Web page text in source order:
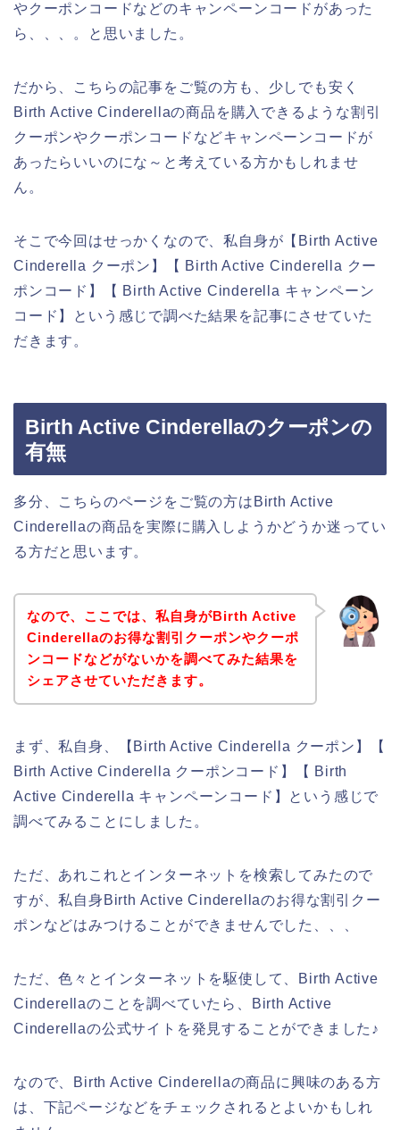
やクーポンコードなどのキャンペーンコードがあった
ら、、、。と思いました。
だから、こちらの記事をご覧の方も、少しでも安く
Birth Active Cinderellaの商品を購入できるような割引
クーポンやクーポンコードなどキャンペーンコードが
あったらいいのにな～と考えている方かもしれませ
ん。
そこで今回はせっかくなので、私自身が【Birth Active
Cinderella クーポン】【 Birth Active Cinderella クー
ポンコード】【 Birth Active Cinderella キャンペーン
コード】という感じで調べた結果を記事にさせていた
だきます。
Birth Active Cinderellaのクーポンの
有無
多分、こちらのページをご覧の方はBirth Active
Cinderellaの商品を実際に購入しようかどうか迷ってい
る方だと思います。
なので、ここでは、私自身がBirth Active
Cinderellaのお得な割引クーポンやクーポ
ンコードなどがないかを調べてみた結果を
シェアさせていただきます。
まず、私自身、【Birth Active Cinderella クーポン】【
Birth Active Cinderella クーポンコード】【 Birth
Active Cinderella キャンペーンコード】という感じで
調べてみることにしました。
ただ、あれこれとインターネットを検索してみたので
すが、私自身Birth Active Cinderellaのお得な割引クー
ポンなどはみつけることができませんでした、、、
ただ、色々とインターネットを駆使して、Birth Active
Cinderellaのことを調べていたら、Birth Active
Cinderellaの公式サイトを発見することができました♪
なので、Birth Active Cinderellaの商品に興味のある方
は、下記ページなどをチェックされるとよいかもしれ